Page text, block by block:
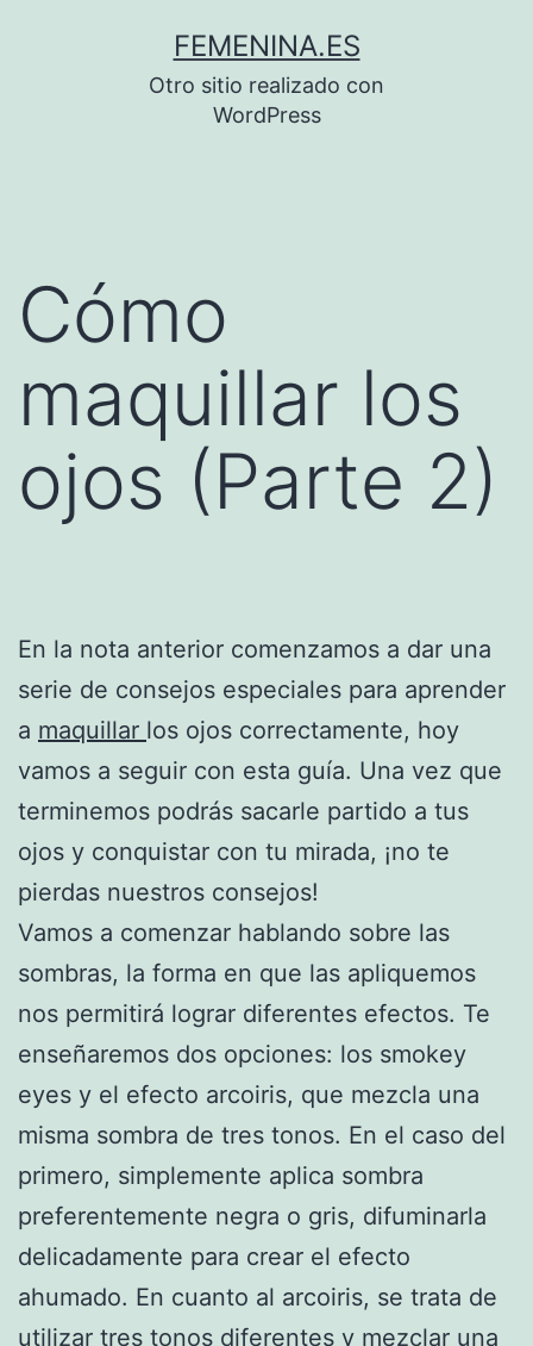
FEMENINA.ES
Otro sitio realizado con
WordPress
Cómo
maquillar los
ojos (Parte 2)
En la nota anterior comenzamos a dar una
serie de consejos especiales para aprender
a maquillar los ojos correctamente, hoy
vamos a seguir con esta guía. Una vez que
terminemos podrás sacarle partido a tus
ojos y conquistar con tu mirada, ¡no te
pierdas nuestros consejos!
Vamos a comenzar hablando sobre las
sombras, la forma en que las apliquemos
nos permitirá lograr diferentes efectos. Te
enseñaremos dos opciones: los smokey
eyes y el efecto arcoiris, que mezcla una
misma sombra de tres tonos. En el caso del
primero, simplemente aplica sombra
preferentemente negra o gris, difuminarla
delicadamente para crear el efecto
ahumado. En cuanto al arcoiris, se trata de
utilizar tres tonos diferentes y mezclar una